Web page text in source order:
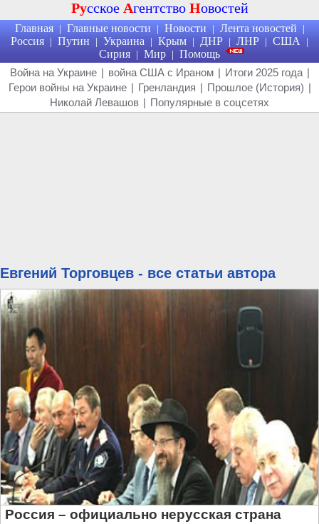
Русское Агентство Новостей
Главная | Главные новости | Новости | Лента новостей |
Россия | Путин | Украина | Крым | ДНР | ЛНР | США |
Сирия | Мир | Помощь
Война на Украине | война США с Ираном | Итоги 2025 года |
Герои войны на Украине | Гренландия | Прошлое (История) |
Николай Левашов | Популярные в соцсетях
Евгений Торговцев - все статьи автора
Россия – официально нерусская страна